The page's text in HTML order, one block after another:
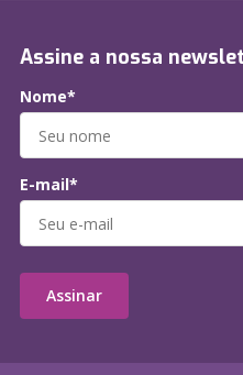
Assine a nossa
Nome*
E-mail*
Assinar